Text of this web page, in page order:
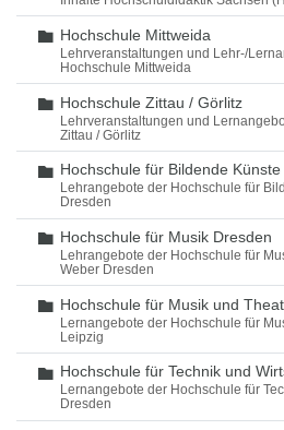
Ordner
Hochschule Mittweida
Lehrveranstaltungen und Lehr-/
Hochschule Mittweida
Ordner
Hochschule Zittau / Görlitz
Lehrveranstaltungen und
Zittau / Görlitz
Ordner
Hochschule für Bildende
Lehrangebote der Hochschule für
Dresden
Ordner
Hochschule für Musik Dresden
Lehrangebote der Hochschule für
Weber Dresden
Ordner
Hochschule für Musik und
Lernangebote der Hochschule für
Leipzig
Ordner
Hochschule für Technik und
Lernangebote der Hochschule für
Dresden